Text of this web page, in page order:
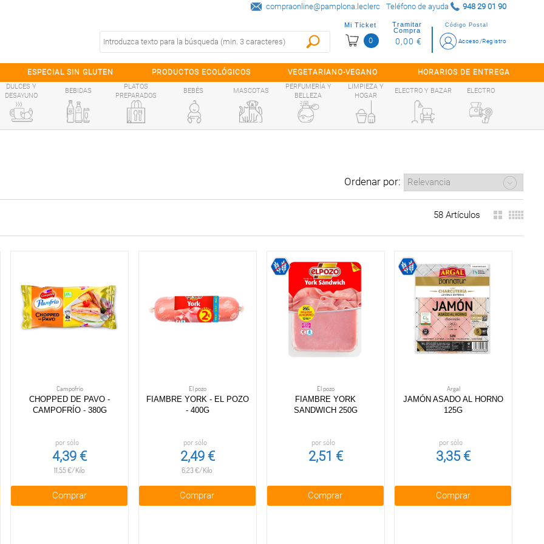
Teléfono de ayuda 948 29 01 90
compraonline@pamplona.leclerc
Código Postal
Acceso/Registro
Mi Ticket
0
Tramitar
Compra
0,00 €
ESPECIAL SIN GLUTEN PRODUCTOS ECOLÓGICOS VEGETARIANO-VEGANO HORARIOS DE ENTREGA
DULCES Y
DESAYUNO
BEBIDAS
PLATOS
PREPARADOS
BEBÉS MASCOTAS
PERFUMERÍA Y
BELLEZA
LIMPIEZA Y
HOGAR
ELECTRO Y BAZAR ELECTRO
Ordenar por:
58 Artículos
Campofrío
CHOPPED DE PAVO -
CAMPOFRÍO - 380G
por sólo
4,39 €
11,55 €/Kilo
Comprar
El pozo
FIAMBRE YORK - EL POZO
- 400G
por sólo
2,49 €
6,23 €/Kilo
Comprar
El pozo
FIAMBRE YORK
SANDWICH 250G
por sólo
2,51 €
Comprar
Argal
JAMÓN ASADO AL HORNO
125G
por sólo
3,35 €
Comprar